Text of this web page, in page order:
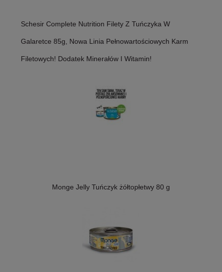
Schesir Complete Nutrition Filety Z Tuńczyka W
Galaretce 85g, Nowa Linia Pełnowartościowych Karm
Filetowych! Dodatek Minerałów I Witamin!
Monge Jelly Tuńczyk żółtopłetwy 80 g